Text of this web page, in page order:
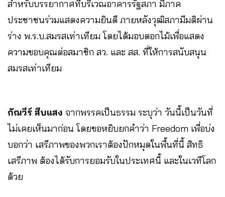
สำหรับบรรยากาศที่บริเวณอาคารรัฐสภา มีภาค
ประชาชนร่วมแสดงความยินดี ภายหลังวุฒิสภามีมติผ่าน
ร่าง พ.ร.บ.สมรสเท่าเทียม โดยได้มอบดอกไม้เพื่อแสดง
ความขอบคุณต่อสมาชิก สว. และ สส. ที่ให้การสนับสนุน
สมรสเท่าเทียม
กัณวีร์ สืบแสง จากพรรคเป็นธรรม ระบุว่า วันนี้เป็นวันที่
ไม่เคยเห็นมาก่อน โดยขอหยิบยกคำว่า Freedom เพื่อบ่ง
บอกว่า เสรีภาพของพวกเราต้องปักหมุดในพื้นที่นี้ สิทธิ
เสรีภาพ ต้องได้รับการยอมรับในประเทศนี้ และในเวทีโลก
ด้วย